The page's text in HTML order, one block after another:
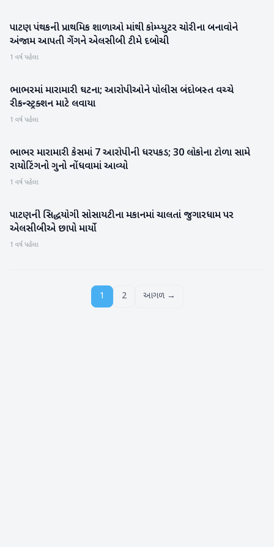
પાટણ
પાટણ પંથકની પ્રાથમિક શાળાઓ માંથી કોમ્પ્યુટર ચોરીના બનાવોને
અંજામ આપતી ગેંગને એલસીબી ટીમે દબોચી
1 વર્ષ પહેલા
બનાસકાંઠા
ભાભરમાં મારામારી ઘટના; આરોપીઓને પોલીસ બંદોબસ્ત વચ્ચે
રીકન્સ્ટ્રક્શન માટે લવાયા
1 વર્ષ પહેલા
બનાસકાંઠા
ભાભર મારામારી કેસમાં 7 આરોપીની ધરપકડ; 30 લોકોના ટોળા સામે
રાયોટિંગનો ગુનો નોંધવામાં આવ્યો
1 વર્ષ પહેલા
પાટણ
પાટણની સિદ્ધયોગી સોસાયટીના મકાનમાં ચાલતાં જુગારધામ પર
એલસીબીએ છાપો માર્યો
1 વર્ષ પહેલા
1 2 આગળ →